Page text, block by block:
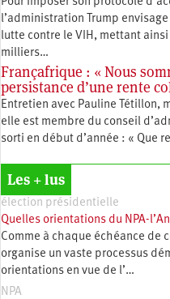
l’administration Trump
lutte contre le VIH, mettant
milliers…
Françafrique : « Nous
persistance d’une rente
Entretien avec Pauline Tétillon,
elle est membre du conseil
sorti en début d’année : « Que
Les + lus
élection présidentielle
Quelles orientations du NPA-
Comme à chaque échéance de
organise un vaste processus
orientations en vue de l’…
NPA